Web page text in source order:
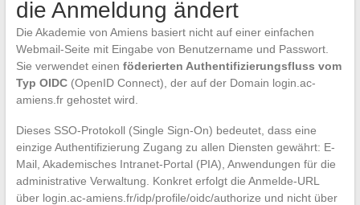
die Anmeldung ändert
Die Akademie von Amiens basiert nicht auf einer einfachen
Webmail-Seite mit Eingabe von Benutzername und Passwort.
Sie verwendet einen föderierten Authentifizierungsfluss vom
Typ OIDC(OpenID Connect), der auf der Domain login.ac-
amiens.fr gehostet wird.
Dieses SSO-Protokoll (Single Sign-On) bedeutet, dass eine
einzige Authentifizierung Zugang zu allen Diensten gewährt: E-
Mail, Akademisches Intranet-Portal (PIA), Anwendungen für die
administrative Verwaltung. Konkret erfolgt die Anmelde-URL
über login.ac-amiens.fr/idp/profile/oidc/authorize und nicht über